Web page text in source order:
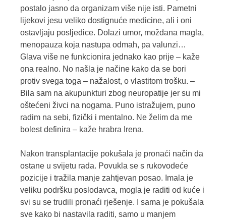
postalo jasno da organizam više nije isti. Pametni
lijekovi jesu veliko dostignuće medicine, ali i oni
ostavljaju posljedice. Dolazi umor, moždana magla,
menopauza koja nastupa odmah, pa valunzi…
Glava više ne funkcionira jednako kao prije – kaže
ona realno. No našla je načine kako da se bori
protiv svega toga – nažalost, o vlastitom trošku. –
Bila sam na akupunkturi zbog neuropatije jer su mi
oštećeni živci na nogama. Puno istražujem, puno
radim na sebi, fizički i mentalno. Ne želim da me
bolest definira – kaže hrabra Irena.
Nakon transplantacije pokušala je pronaći način da
ostane u svijetu rada. Povukla se s rukovodeće
pozicije i tražila manje zahtjevan posao. Imala je
veliku podršku poslodavca, mogla je raditi od kuće i
svi su se trudili pronaći rješenje. I sama je pokušala
sve kako bi nastavila raditi, samo u manjem